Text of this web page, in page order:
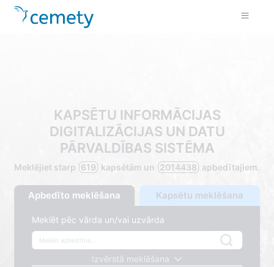
KAPSĒTU INFORMĀCIJAS
DIGITALIZĀCIJAS UN DATU
PĀRVALDĪBAS SISTĒMA
Meklējiet starp 619 kapsētām un 2014438 apbedītajiem.
Apbedīto meklēšana Kapsētu meklēšana
Meklēt pēc vārda un/vai uzvārda
Izvērstā meklēšana